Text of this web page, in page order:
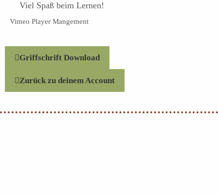
Viel Spaß beim Lernen!
Vimeo Player Mangement
Griffschrift Download
Zurück zu deinem Account